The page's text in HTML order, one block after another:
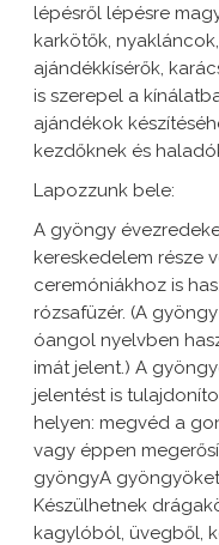
lépésről lépésre
karkötők,
ajándékkísérők,
is szerepel a
ajándékok
kezdőknek és
Lapozzunk bele:
A gyöngy
kereskedelem része
ceremóniákhoz is
rózsafüzér. (A
óangol nyelvben
imát jelent.) A
jelentést is
helyen: megvéd a
vagy éppen
gyöngyA
Készülhetnek
kagylóból, üvegből,